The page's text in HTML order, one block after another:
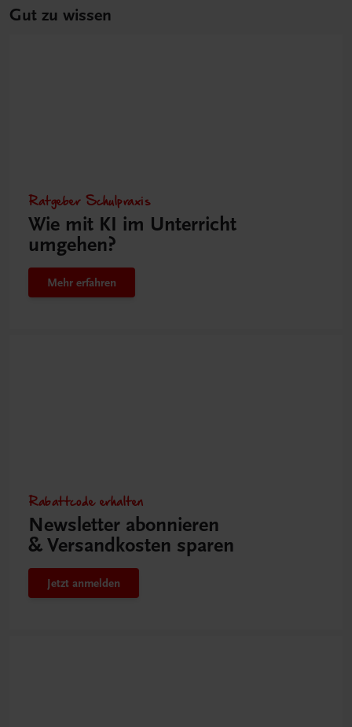
Gut zu wissen
Ratgeber Schulpraxis
Wie mit KI im Unterricht
umgehen?
Mehr erfahren
Rabattcode erhalten
Newsletter abonnieren
& Versandkosten sparen
Jetzt anmelden